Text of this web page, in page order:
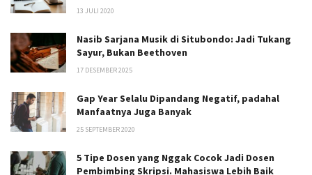
13 JULI 2020
Nasib Sarjana Musik di Situbondo: Jadi Tukang
Sayur, Bukan Beethoven
17 DESEMBER 2025
Gap Year Selalu Dipandang Negatif, padahal
Manfaatnya Juga Banyak
25 SEPTEMBER 2020
5 Tipe Dosen yang Nggak Cocok Jadi Dosen
Pembimbing Skripsi. Mahasiswa Lebih Baik